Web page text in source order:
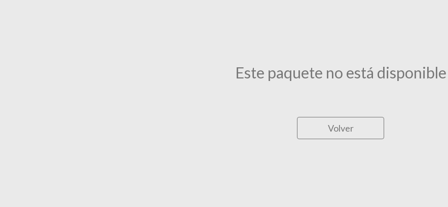
Este paquete no está disponible
Volver